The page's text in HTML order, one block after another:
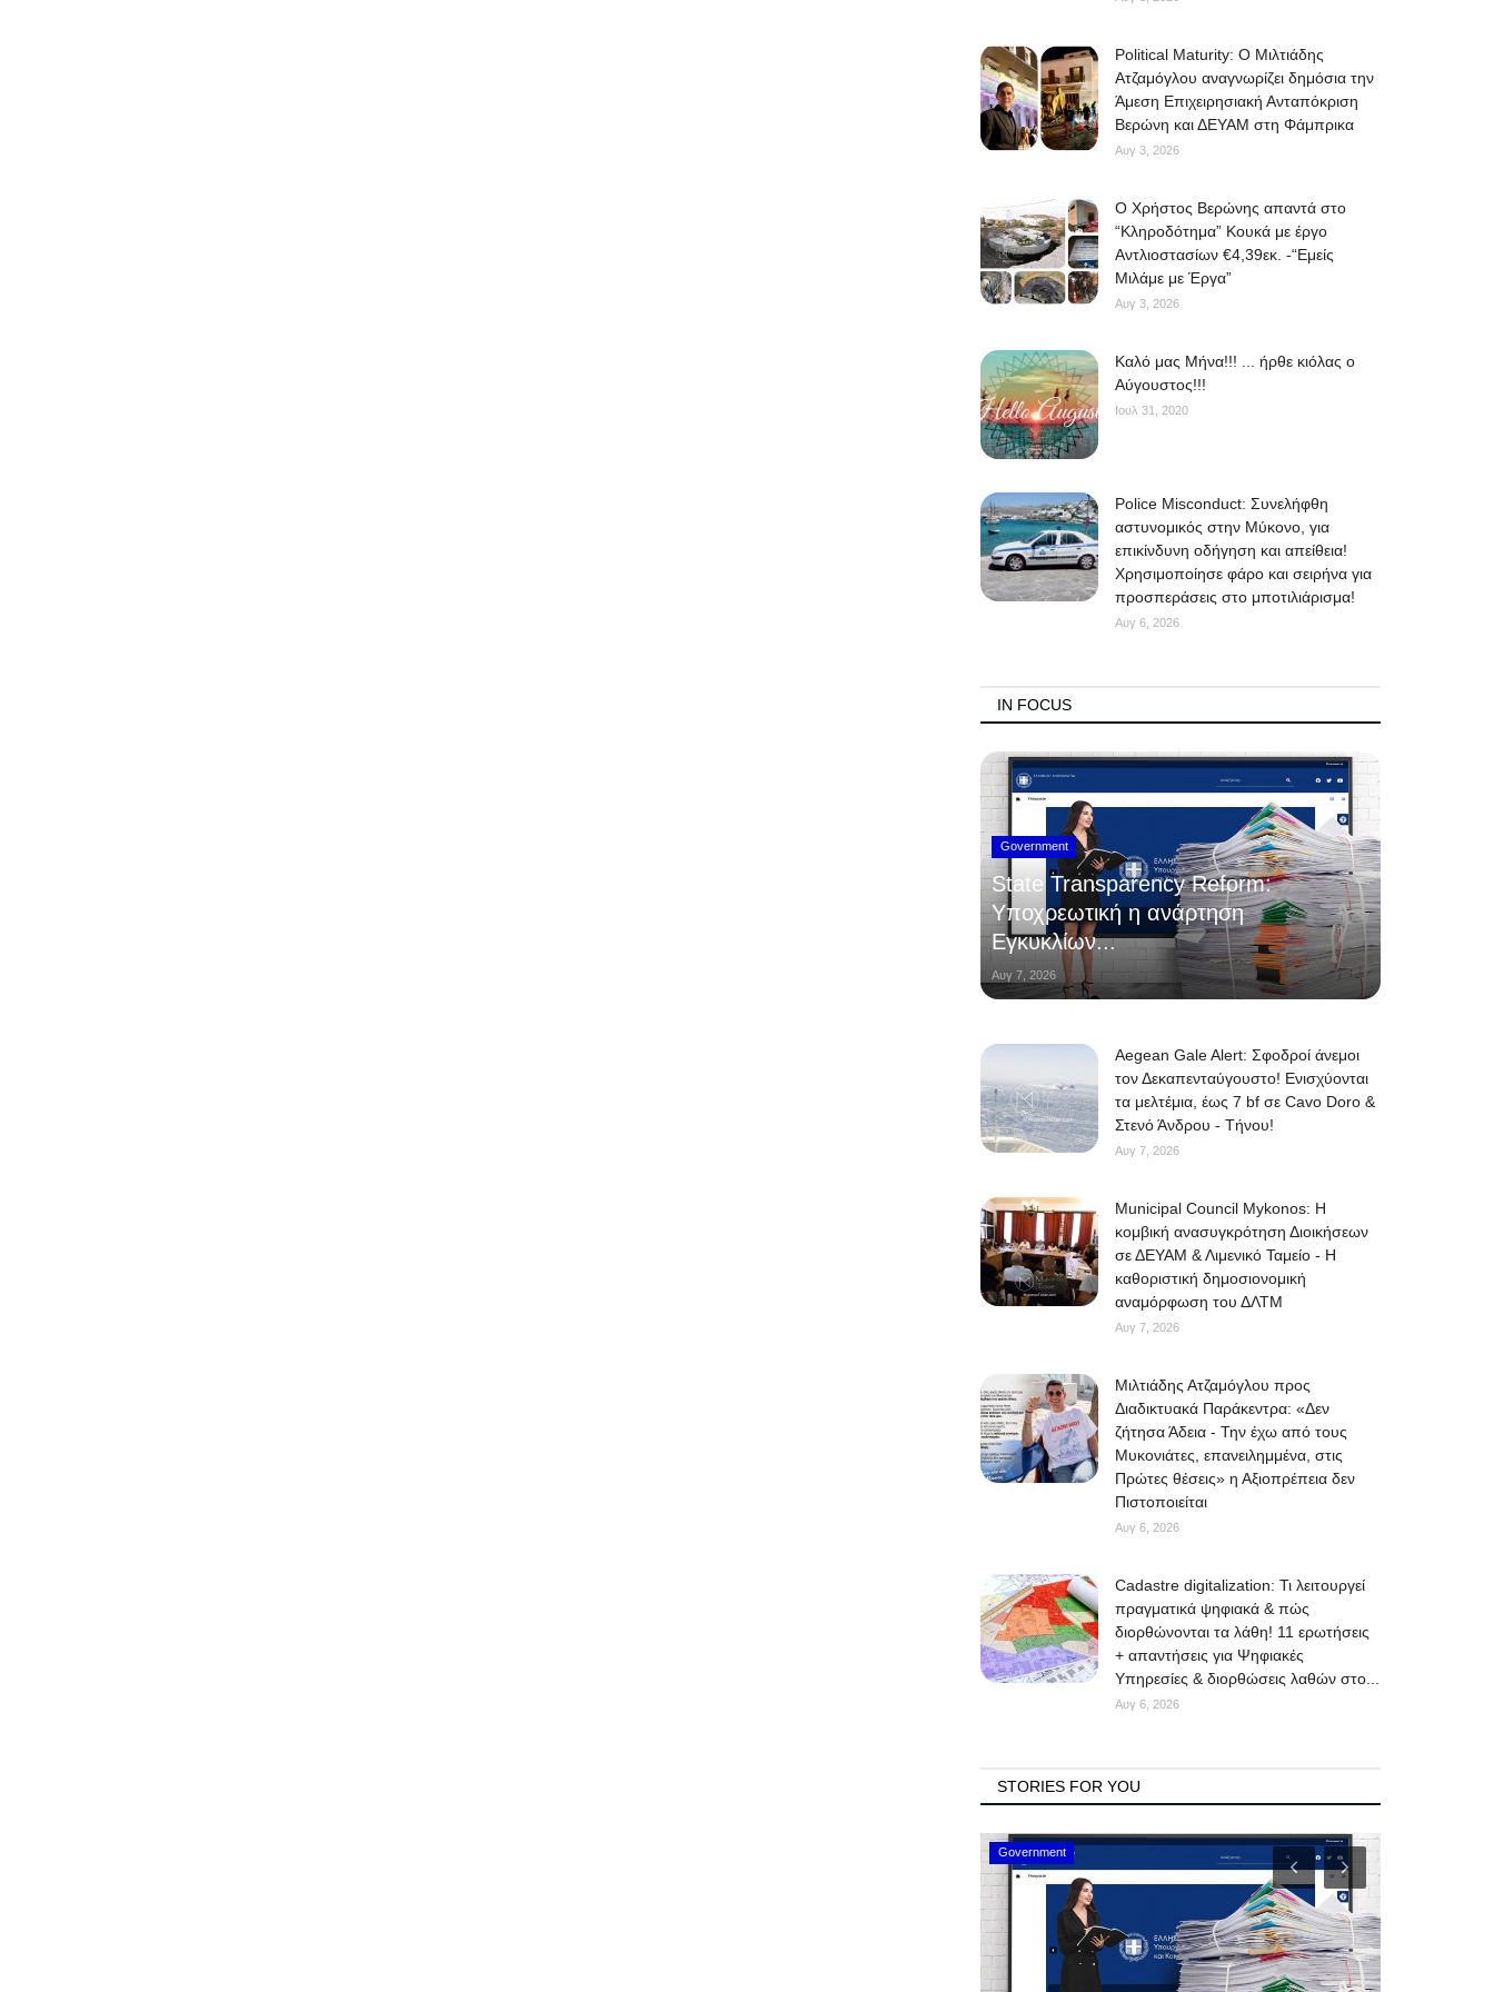
Political Maturity: Ο Μιλτιάδης
Ατζαμόγλου αναγνωρίζει δημόσια την
Άμεση Επιχειρησιακή Ανταπόκριση
Βερώνη και ΔΕΥΑΜ στη Φάμπρικα
Αυγ 3, 2026
O Χρήστος Βερώνης απαντά στο
“Κληροδότημα” Κουκά με έργο
Αντλιοστασίων €4,39εκ. -“Εμείς
Μιλάμε με Έργα”
Αυγ 3, 2026
Kαλό μας Μήνα!!! ... ήρθε κιόλας ο
Αύγουστος!!!
Ιουλ 31, 2020
Police Misconduct: Συνελήφθη
αστυνομικός στην Μύκονο, για
επικίνδυνη οδήγηση και απείθεια!
Χρησιμοποίησε φάρο και σειρήνα για
προσπεράσεις στο μποτιλιάρισμα!
Αυγ 6, 2026
IN FOCUS
Government
State Transparency Reform:
Υποχρεωτική η ανάρτηση
Εγκυκλίων...
Αυγ 7, 2026
Aegean Gale Alert: Σφοδροί άνεμοι
τον Δεκαπενταύγουστο! Ενισχύονται
τα μελτέμια, έως 7 bf σε Cavo Doro &
Στενό Άνδρου - Τήνου!
Αυγ 7, 2026
Municipal Council Mykonos: Η
κομβική ανασυγκρότηση Διοικήσεων
σε ΔΕΥΑΜ & Λιμενικό Ταμείο - Η
καθοριστική δημοσιονομική
αναμόρφωση του ΔΛΤΜ
Αυγ 7, 2026
Μιλτιάδης Ατζαμόγλου προς
Διαδικτυακά Παράκεντρα: «Δεν
ζήτησα Άδεια - Την έχω από τους
Μυκονιάτες, επανειλημμένα, στις
Πρώτες θέσεις» η Αξιοπρέπεια δεν
Πιστοποιείται
Αυγ 6, 2026
Cadastre digitalization: Τι λειτουργεί
πραγματικά ψηφιακά & πώς
διορθώνονται τα λάθη! 11 ερωτήσεις
+ απαντήσεις για Ψηφιακές
Υπηρεσίες & διορθώσεις λαθών στο...
Αυγ 6, 2026
STORIES FOR YOU
Mykonos Events